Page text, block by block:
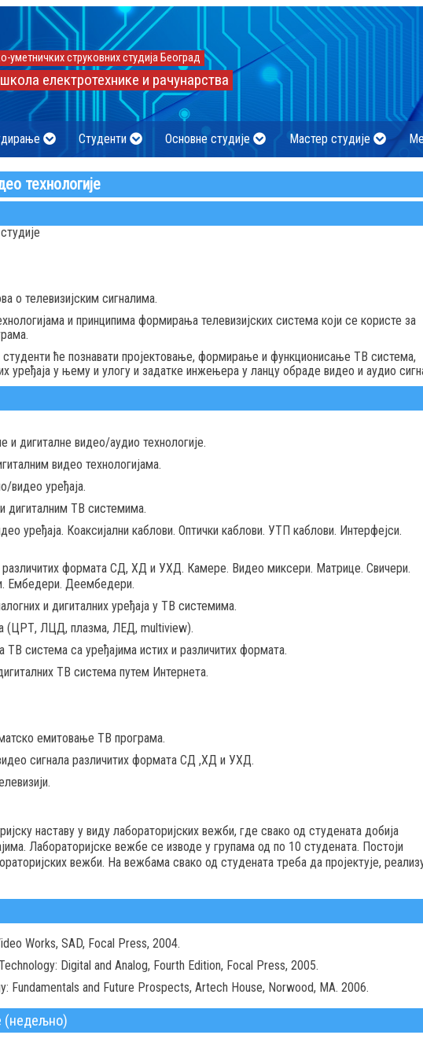
уметничких струковних студија Београд
електротехнике и рачунарства
Студенти Основне студије Мастер студије
технологије
о телевизијским сигналима.
и принципима формирања телевизијских система који се користе за
ће познавати пројектовање, формирање и функционисање ТВ система,
уређаја у њему и улогу и задатке инжењера у ланцу обраде видео и аудио
и дигиталне видео/аудио технологије.
видео технологијама.
видео уређаја.
дигиталним ТВ системима.
уређаја. Коаксијални каблови. Оптички каблови. УТП каблови. Интерфејси.
различитих формата СД, ХД и УХД. Камере. Видео миксери. Матрице. Свичери.
Ембедери. Деембедери.
и дигиталних уређаја у ТВ системима.
(ЦРТ, ЛЦД, плазма, ЛЕД, multiview).
ТВ система са уређајима истих и различитих формата.
ТВ система путем Интернета.
емитовање ТВ програма.
сигнала различитих формата СД ,ХД и УХД.
наставу у виду лабораторијских вежби, где свако од студената добија
Лабораторијске вежбе се изводе у групама од по 10 студенaта. Постоји
вежби. На вежбама свако од студената треба да пројектује,
Works, SAD, Focal Press, 2004.
Digital and Analog, Fourth Edition, Focal Press, 2005.
Fundamentals and Future Prospects, Artech House, Norwood, MA. 2006.
(недељно)